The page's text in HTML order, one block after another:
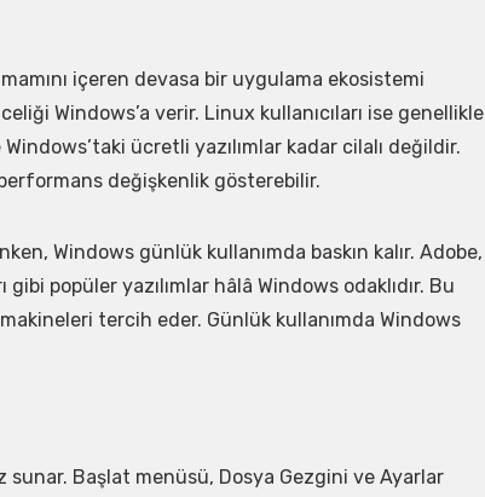
içeren devasa bir uygulama ekosistemi
Windows’a verir. Linux kullanıcıları ise genellikle
ücretli yazılımlar kadar cilalı değildir.
performans değişkenlik gösterebilir.
Windows günlük kullanımda baskın kalır. Adobe,
popüler yazılımlar hâlâ Windows odaklıdır. Bu
tercih eder. Günlük kullanımda Windows
Başlat menüsü, Dosya Gezgini ve Ayarlar